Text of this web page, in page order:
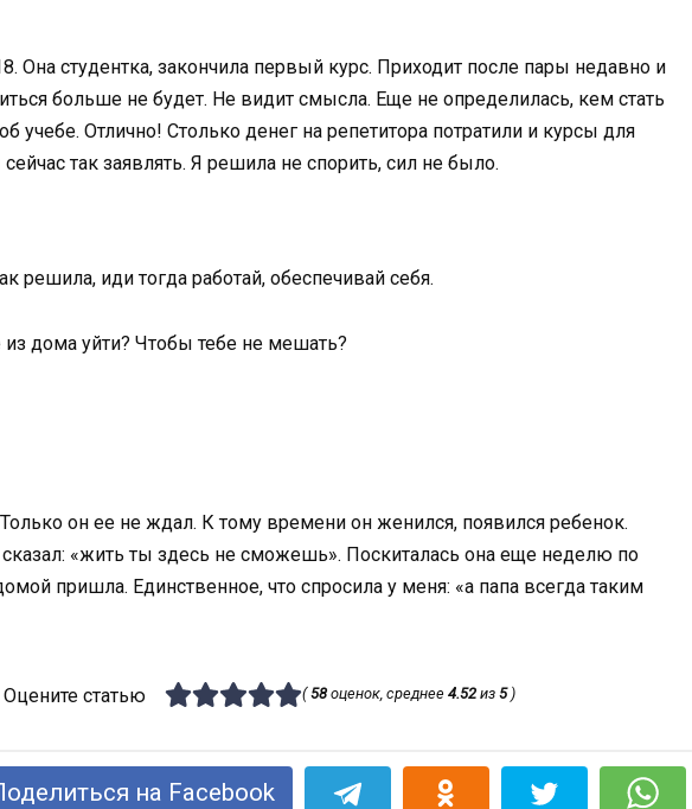
Она студентка, закончила первый курс. Приходит после пары недавно и
больше не будет. Не видит смысла. Еще не определилась, кем стать
учебе. Отлично! Столько денег на репетитора потратили и курсы для
так заявлять. Я решила не спорить, сил не было.
решила, иди тогда работай, обеспечивай себя.
дома уйти? Чтобы тебе не мешать?
он ее не ждал. К тому времени он женился, появился ребенок.
«жить ты здесь не сможешь». Поскиталась она еще неделю по
пришла. Единственное, что спросила у меня: «а папа всегда таким
Оцените статью (58 оценок, среднее4.52 из5)
на Facebook